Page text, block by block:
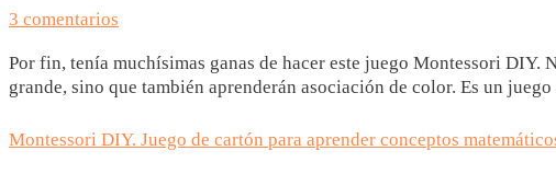
3 comentarios
Por fin, tenía muchísimas ganas de hacer este juego Montessori DIY.
grande, sino que también aprenderán asociación de color. Es un
Montessori DIY. Juego de cartón para aprender conceptos